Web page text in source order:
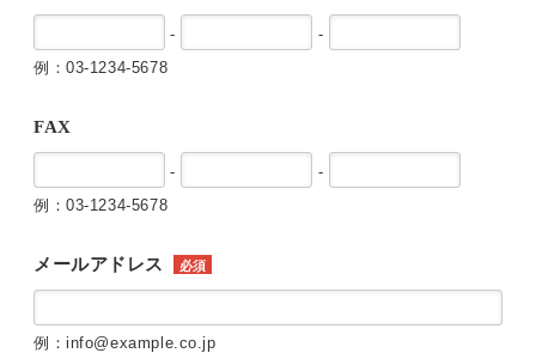
-
-
例：03-1234-5678
FAX
-
-
例：03-1234-5678
メールアドレス 必須
例：info@example.co.jp